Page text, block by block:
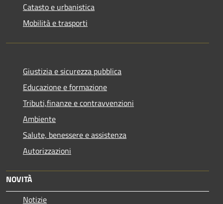
Catasto e urbanistica
Mobilità e trasporti
Giustizia e sicurezza pubblica
Educazione e formazione
Tributi,finanze e contravvenzioni
Ambiente
Salute, benessere e assistenza
Autorizzazioni
NOVITÀ
Notizie